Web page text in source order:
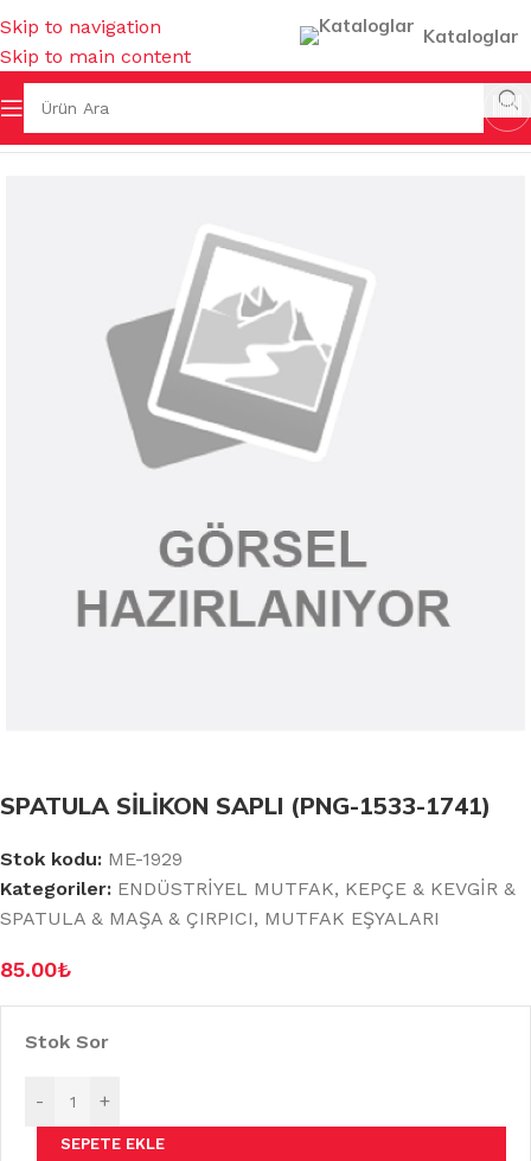
Skip to navigation
Skip to main content
Kataloglar
MUTFAK KEPÇE & KEVGİR & SPATULA & MAŞA & ÇIRPICI
SPATULA SİLİKON SAPLI (PNG-1533-1741)
Stok kodu: ME-1929
Kategoriler: ENDÜSTRİYEL MUTFAK, KEPÇE & KEVGİR &
SPATULA & MAŞA & ÇIRPICI, MUTFAK EŞYALARI
85.00₺
Stok Sor
- +
SEPETE EKLE